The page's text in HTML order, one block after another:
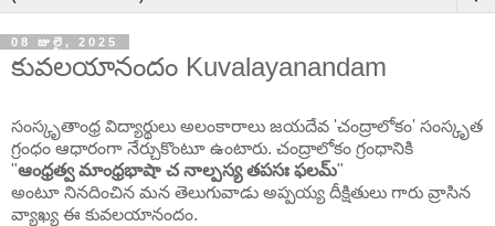
08 జులై, 2025
కువలయానందం Kuvalayanandam
సంస్కృతాంధ్ర విద్యార్థులు అలంకారాలు జయదేవ 'చంద్రాలోకం' సంస్కృత
గ్రంధం ఆధారంగా నేర్చుకొంటూ ఉంటారు. చంద్రాలోకం గ్రంధానికి
"ఆంధ్రత్వ మాంధ్రభాషా చ నాల్పస్య తపసః ఫలమ్"
అంటూ నినదించిన మన తెలుగువాడు అప్పయ్య దీక్షితులు గారు వ్రాసిన
వ్యాఖ్య ఈ కువలయానందం.